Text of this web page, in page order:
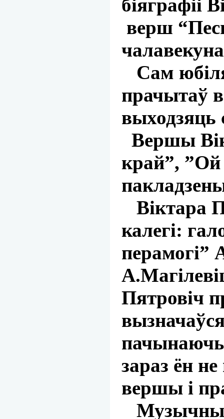
біяграфіі
верш
Сам
прачытаў
выходзяць
Вершы
край”,
Віктара
калегі:
перамогі”
Пятровіч
зараз ён
вершы і